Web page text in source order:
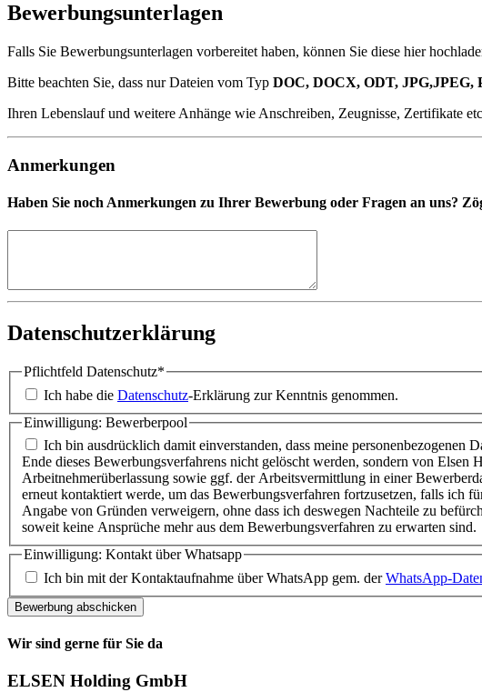
Bewerbungsunterlagen
Falls Sie Bewerbungsunterlagen vorbereitet haben, können Sie diese hier
Bitte beachten Sie, dass nur Dateien vom Typ DOC, DOCX, ODT, JPG,JPEG,
Ihren Lebenslauf und weitere Anhänge wie Anschreiben, Zeugnisse, Zertifikate
Anmerkungen
Haben Sie noch Anmerkungen zu Ihrer Bewerbung oder Fragen an uns?
Datenschutzerklärung
Pflichtfeld Datenschutz*
Ich habe die Datenschutz-Erklärung zur Kenntnis genommen.
Einwilligung: Bewerberpool
Ich bin ausdrücklich damit einverstanden, dass meine personenbezogenen
Ende dieses Bewerbungsverfahrens nicht gelöscht werden, sondern von
Arbeitnehmerüberlassung sowie ggf. der Arbeitsvermittlung in einer
erneut kontaktiert werde, um das Bewerbungsverfahren fortzusetzen, falls ich
Angabe von Gründen verweigern, ohne dass ich deswegen Nachteile zu
soweit keine Ansprüche mehr aus dem Bewerbungsverfahren zu erwarten sind.
Einwilligung: Kontakt über Whatsapp
Ich bin mit der Kontaktaufnahme über WhatsApp gem. derWhatsApp-
Bewerbung abschicken
Wir sind gerne für Sie da
ELSEN Holding GmbH